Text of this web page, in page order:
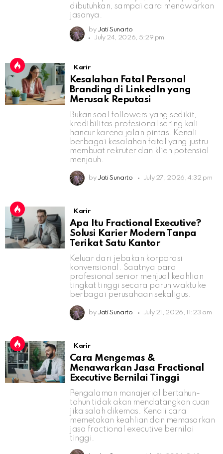
dibutuhkan, sampai cara menawarkan
jasanya.
by Jati Sunarto
July 24, 2026, 5:29 pm
Karir
Kesalahan Fatal Personal
Branding di LinkedIn yang
Merusak Reputasi
Bukan soal followers yang sedikit,
kredibilitas profesional sering kali
hancur karena jalan pintas. Kenali
berbagai kesalahan fatal yang justru
membuat rekruter dan klien potensial
menjauh.
by Jati Sunarto July 27, 2026, 4:32 pm
Karir
Apa Itu Fractional Executive?
Solusi Karier Modern Tanpa
Terikat Satu Kantor
Keluar dari jebakan korporasi
konvensional. Saatnya para
profesional senior menjual keahlian
tingkat tinggi secara paruh waktu ke
berbagai perusahaan sekaligus.
by Jati Sunarto July 21, 2026, 11:23 am
Karir
Cara Mengemas &
Menawarkan Jasa Fractional
Executive Bernilai Tinggi
Pengalaman manajerial bertahun-
tahun tidak akan mendatangkan cuan
jika salah dikemas. Kenali cara
memetakan keahlian dan memasarkan
jasa fractional executive bernilai
tinggi.